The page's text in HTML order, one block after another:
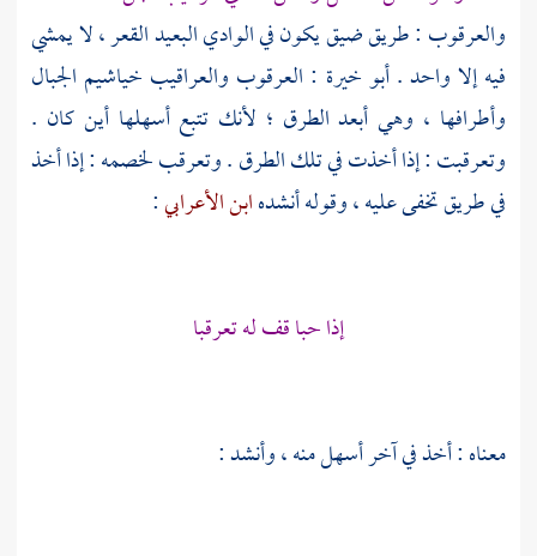
والعرقوب : طريق ضيق يكون في الوادي البعيد القعر ، لا يمشي
فيه إلا واحد .أبو خيرة : العرقوب والعراقيب خياشيم الجبال
وأطرافها ، وهي أبعد الطرق ؛ لأنك تتبع أسهلها أين كان .
وتعرقبت : إذا أخذت في تلك الطرق . وتعرقب لخصمه : إذا أخذ
في طريق تخفى عليه ، وقوله أنشدهابن الأعرابي:
إذا حبا قف له تعرقبا
معناه : أخذ في آخر أسهل منه ، وأنشد :